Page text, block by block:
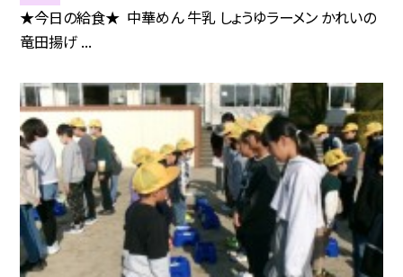
★今日の給食★ 中華めん 牛乳 しょうゆラーメン かれいの
竜田揚げ ...